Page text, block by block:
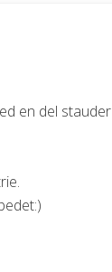
en del stauder